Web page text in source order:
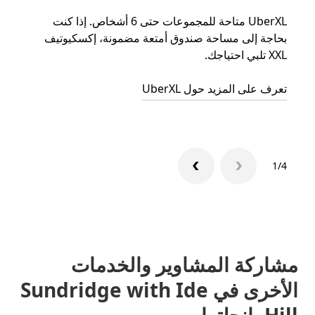
UberXL متاحة للمجموعات حتى 6 أشخاص. إذا كنت
بحاجة إلى مساحة صندوق أمتعة مضمونة، إكسكيوتيف
XXL تلبي احتياجك.
تعرف على المزيد حول UberXL
1/4
مشاركة المشاوير والخدمات
الأخرى في Sundridge with Ide